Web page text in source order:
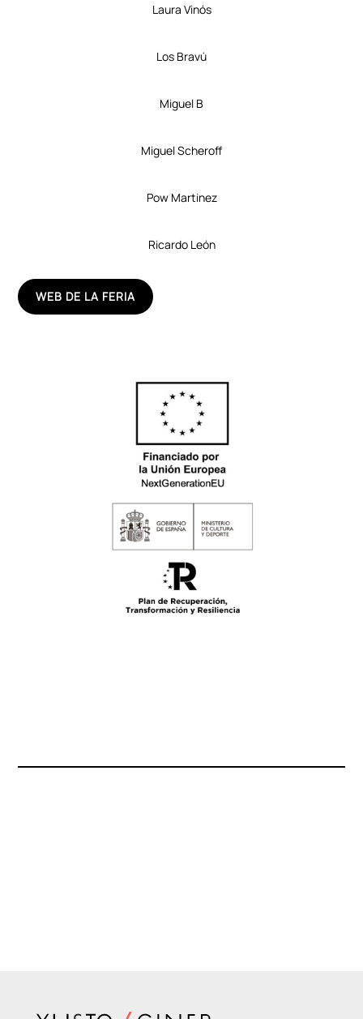
Laura Vinós
Los Bravú
Miguel B
Miguel Scheroff
Pow Martinez
Ricardo León
WEB DE LA FERIA